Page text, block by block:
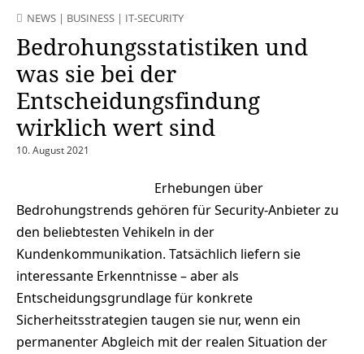
NEWS | BUSINESS | IT-SECURITY
Bedrohungsstatistiken und
was sie bei der
Entscheidungsfindung
wirklich wert sind
10. August 2021
Erhebungen über
Bedrohungstrends gehören für Security-Anbieter zu
den beliebtesten Vehikeln in der
Kundenkommunikation. Tatsächlich liefern sie
interessante Erkenntnisse – aber als
Entscheidungsgrundlage für konkrete
Sicherheitsstrategien taugen sie nur, wenn ein
permanenter Abgleich mit der realen Situation der